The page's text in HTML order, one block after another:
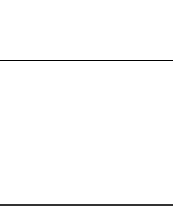
홍보 게시판